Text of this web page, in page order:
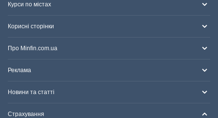
Курси по містах
Корисні сторінки
Про Minfin.com.ua
Реклама
Новини та статті
Страхування